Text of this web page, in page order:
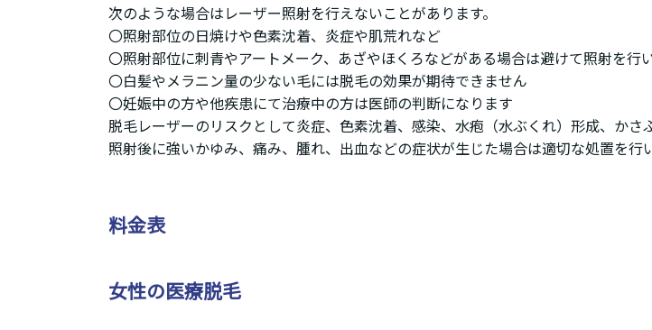
次のような場合はレーザー照射を行えないことがあります。
〇照射部位の日焼けや色素沈着、炎症や肌荒れなど
〇照射部位に刺青やアートメーク、あざやほくろなどがある場合は避けて照射を行
〇白髪やメラニン量の少ない毛には脱毛の効果が期待できません
〇妊娠中の方や他疾患にて治療中の方は医師の判断になります
脱毛レーザーのリスクとして炎症、色素沈着、感染、水疱（水ぶくれ）形成、かさ
照射後に強いかゆみ、痛み、腫れ、出血などの症状が生じた場合は適切な処置を行
料金表
女性の医療脱毛